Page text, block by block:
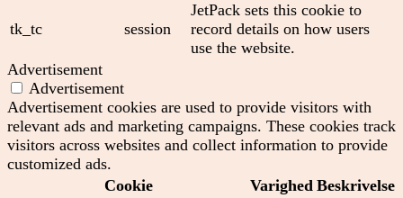
tk_tc session
JetPack sets this cookie to
record details on how users
use the website.
Advertisement
Advertisement
Advertisement cookies are used to provide visitors with
relevant ads and marketing campaigns. These cookies track
visitors across websites and collect information to provide
customized ads.
Cookie
Varighed Beskrivelse